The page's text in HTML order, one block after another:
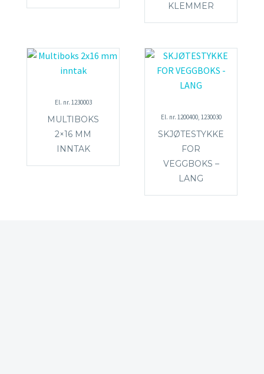
KLEMMER
El. nr. 1230003
MULTIBOKS
2×16 MM
INNTAK
El. nr. 1200400, 1230030
SKJØTESTYKKE
FOR
VEGGBOKS –
LANG